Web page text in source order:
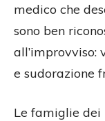
medico che
sono ben
all’improvviso:
e sudorazione
Le famiglie dei